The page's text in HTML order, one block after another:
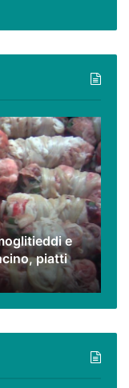
e
piatti